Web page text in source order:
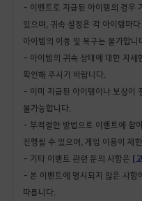
- 이벤트로 지급된 아이템의 경우
있으며, 귀속 설정은 각 아이템마
아이템의 이동 및 복구는 불가합니
- 아이템의 귀속 상태에 대한 자세
확인해 주시기 바랍니다.
- 이미 지급된 아이템이나 보상이
불가능합니다.
- 부적절한 방법으로 이벤트에 참
진행될 수 있으며, 게임 이용이 제
- 기타 이벤트 관련 문의 사항은 [
- 본 이벤트에 명시되지 않은 사항
따릅니다.